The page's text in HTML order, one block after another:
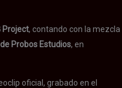
Project, contando con la mezcla
Probos Estudios, en
oficial, grabado en el